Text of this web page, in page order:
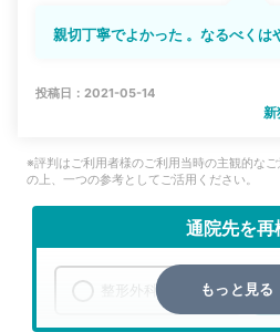
親切丁寧でよかった 。なるべくは
投稿日：2021-05-14
新
※評判はご利用者様のご利用当時の主観的な
の上、一つの参考としてご活用ください。
通院先を再
整形外科 もっと見る